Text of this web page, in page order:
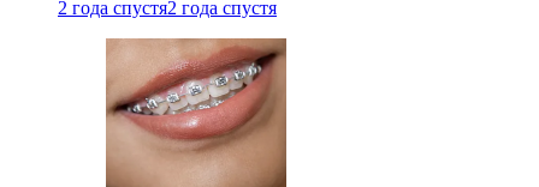
2 года спустя2 года спустя